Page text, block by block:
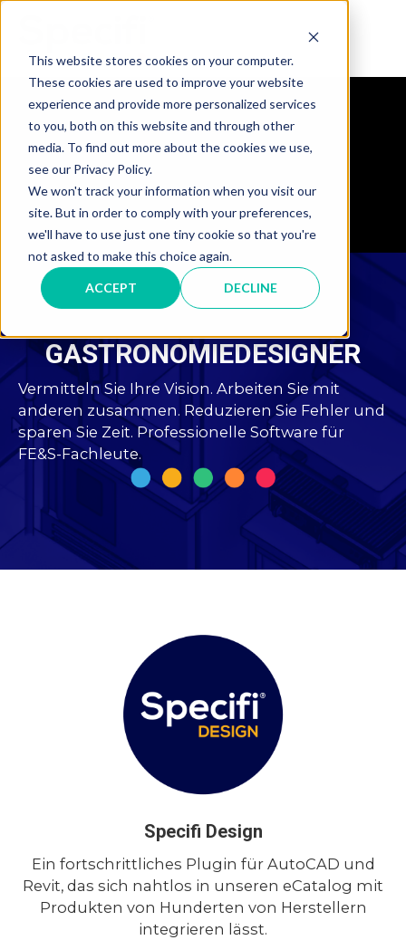
This website stores cookies on your computer.
These cookies are used to improve your website
experience and provide more personalized services
to you, both on this website and through other
media. To find out more about the cookies we use,
see our Privacy Policy.
We won't track your information when you visit our
site. But in order to comply with your preferences,
we'll have to use just one tiny cookie so that you're
not asked to make this choice again.
ACCEPT DECLINE
content
Specifi Design
Specifi
Organiser
Specifi
eCatalog
GASTRONOMIEDESIGNER
Vermitteln Sie Ihre Vision. Arbeiten Sie mit
anderen zusammen. Reduzieren Sie Fehler und
sparen Sie Zeit. Professionelle Software für
FE&S-Fachleute.
Specifi Design
Ein fortschrittliches Plugin für AutoCAD und
Revit, das sich nahtlos in unseren eCatalog mit
Produkten von Hunderten von Herstellern
integrieren lässt.